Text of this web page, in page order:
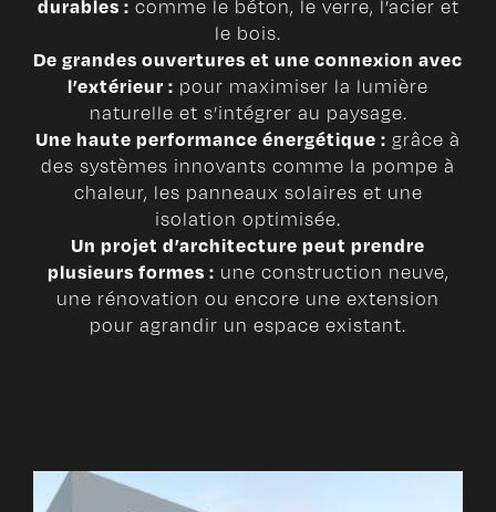
durables : comme le béton, le verre, l’acier et
le bois.
De grandes ouvertures et une connexion avec
l’extérieur : pour maximiser la lumière
naturelle et s’intégrer au paysage.
Une haute performance énergétique : grâce à
des systèmes innovants comme la pompe à
chaleur, les panneaux solaires et une
isolation optimisée.
Un projet d’architecture peut prendre
plusieurs formes : une construction neuve,
une rénovation ou encore une extension
pour agrandir un espace existant.